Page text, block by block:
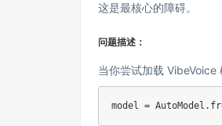
这是最核心的障碍。
问题描述：
当你尝试加载 VibeVoice
model = AutoModel .